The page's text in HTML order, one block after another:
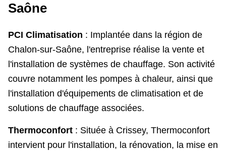
Saône
PCI Climatisation : Implantée dans la région de
Chalon-sur-Saône, l'entreprise réalise la vente et
l'installation de systèmes de chauffage. Son activité
couvre notamment les pompes à chaleur, ainsi que
l'installation d'équipements de climatisation et de
solutions de chauffage associées.
Thermoconfort : Située à Crissey, Thermoconfort
intervient pour l'installation, la rénovation, la mise en